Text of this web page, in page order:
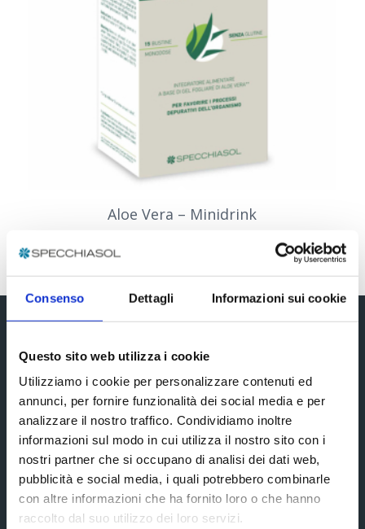
Consenso Dettagli Informazioni sui cookie
Questo sito web utilizza i cookie
Utilizziamo i cookie per personalizzare contenuti ed
annunci, per fornire funzionalità dei social media e per
analizzare il nostro traffico. Condividiamo inoltre
informazioni sul modo in cui utilizza il nostro sito con i
nostri partner che si occupano di analisi dei dati web,
pubblicità e social media, i quali potrebbero combinarle
con altre informazioni che ha fornito loro o che hanno
raccolto dal suo utilizzo dei loro servizi.
Aloe Vera – Minidrink